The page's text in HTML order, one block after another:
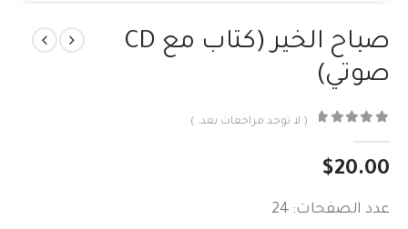
صباح الخير (كتاب مع CD
صوتي)
( لا توجد مراجعات بعد. )
$20.00
عدد الصفحات: 24